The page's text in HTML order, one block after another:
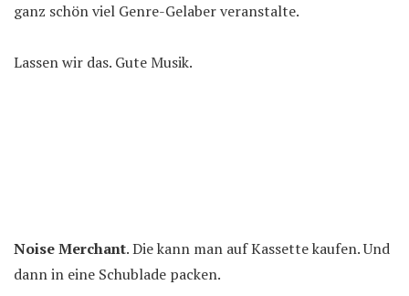
ganz schön viel Genre-Gelaber veranstalte.
Lassen wir das. Gute Musik.
Noise Merchant. Die kann man auf Kassette kaufen. Und
dann in eine Schublade packen.